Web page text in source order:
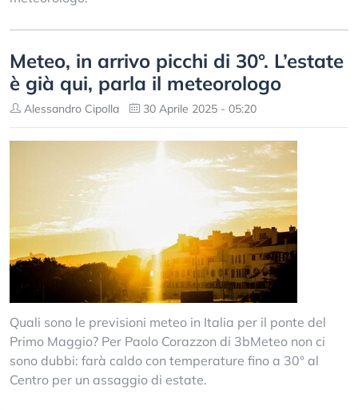
Meteo, in arrivo picchi di 30°. L’estate
è già qui, parla il meteorologo
Alessandro Cipolla 30 Aprile 2025 - 05:20
Quali sono le previsioni meteo in Italia per il ponte del
Primo Maggio? Per Paolo Corazzon di 3bMeteo non ci
sono dubbi: farà caldo con temperature fino a 30° al
Centro per un assaggio di estate.